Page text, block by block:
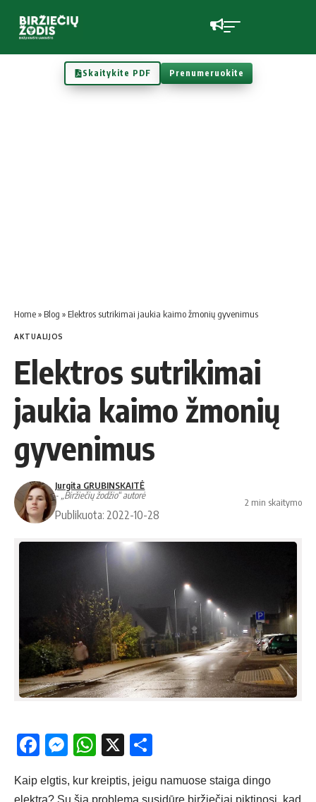
Skaitykite PDF Prenumeruokite
Home» Blog » Elektros sutrikimai jaukia kaimo žmonių gyvenimus
AKTUALIJOS
Elektros sutrikimai
jaukia kaimo žmonių
gyvenimus
Jurgita GRUBINSKAITĖ
- „Biržiečių žodžio“ autorė
Publikuota: 2022-10-28
2 min skaitymo
Facebook
Messenger
WhatsApp
X
Kaip elgtis, kur kreiptis, jeigu namuose staiga dingo
elektra? Su šia problema susidūrę biržiečiai piktinosi, kad